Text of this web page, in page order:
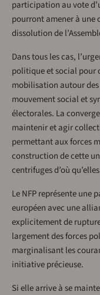
participation au vote
pourront amener à une
dissolution de
Dans tous les cas,
politique et social pour
mobilisation autour des
mouvement social et
électorales. La
maintenir et agir
permettant aux forces
construction de cette
centrifuges d’où
Le NFP représente
européen avec une
explicitement de
largement des forces
marginalisant les
initiative précieuse.
Si elle arrive à se